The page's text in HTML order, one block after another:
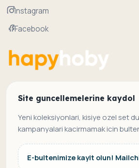
Instagram
Facebook
Site guncellemelerine kaydol
Yeni koleksiyonlari, kisiye ozel set
kampanyalari kacirmamak icin
E-bultenimize kayit olun!